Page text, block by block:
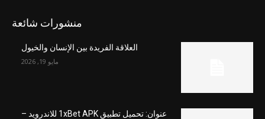
منشورات شائعة
العلاقة الفريدة بين الإنسان والخيول
مايو 19, 2026
عنوان: تحميل تطبيق 1xBet APK للاندرويد –